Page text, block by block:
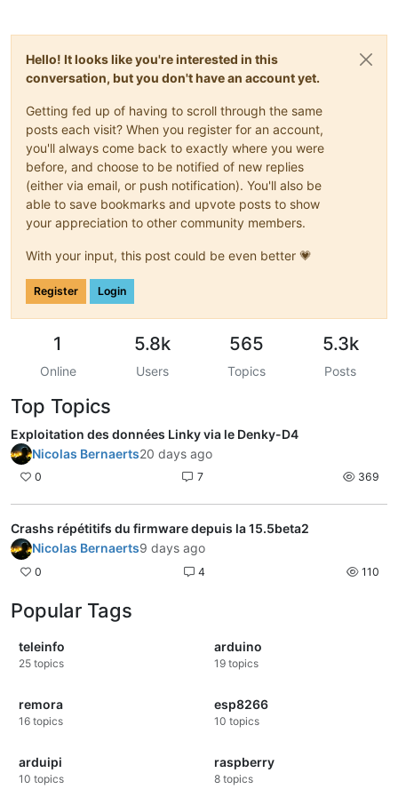
Hello! It looks like you're interested in this
conversation, but you don't have an account yet.
Getting fed up of having to scroll through the same
posts each visit? When you register for an account,
you'll always come back to exactly where you were
before, and choose to be notified of new replies
(either via email, or push notification). You'll also be
able to save bookmarks and upvote posts to show
your appreciation to other community members.
With your input, this post could be even better 💗
Register Login
1
Online
5.8k
Users
565
Topics
5.3k
Posts
Top Topics
Exploitation des données Linky via le Denky-D4
Nicolas Bernaerts20 days ago
0 7 369
Crashs répétitifs du firmware depuis la 15.5beta2
Nicolas Bernaerts9 days ago
0 4 110
Popular Tags
teleinfo
25 topics
arduino
19 topics
remora
16 topics
esp8266
10 topics
arduipi
10 topics
raspberry
8 topics